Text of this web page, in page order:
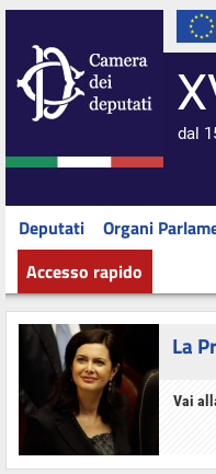
dal
Deputati Organi
Accesso rapido
La
Vai